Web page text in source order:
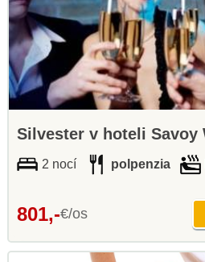
Silvester v hoteli Savoy
2 nocí polpenzia
801,-€/os